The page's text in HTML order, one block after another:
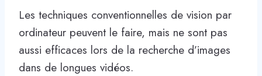
Les techniques conventionnelles de vision par
ordinateur peuvent le faire, mais ne sont pas
aussi efficaces lors de la recherche d’images
dans de longues vidéos.